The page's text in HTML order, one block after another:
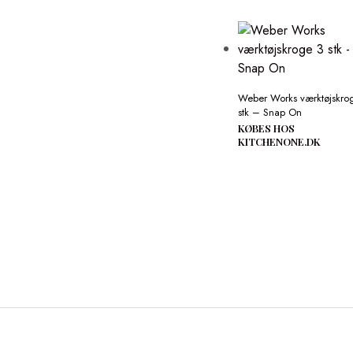
Weber Works
stk – Snap On
KØBES HOS
KITCHENONE.DK